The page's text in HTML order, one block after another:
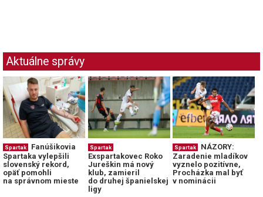
Aktuálne správy
Spartak
Fanúšikovia
Spartaka vylepšili
slovenský rekord,
opäť pomohli
na správnom mieste
Spartak
Exspartakovec Roko
Jureškin má nový
klub, zamieril
do druhej španielskej
ligy
Spartak
NÁZORY:
Zaradenie mladíkov
vyznelo pozitívne,
Procházka mal byť
v nominácii